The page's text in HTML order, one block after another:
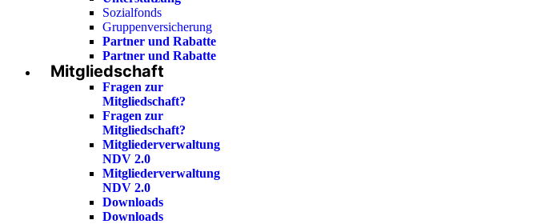
Sozialfonds
Gruppenversicherung
Partner und Rabatte
Partner und Rabatte
Mitgliedschaft
Fragen zur
Mitgliedschaft?
Fragen zur
Mitgliedschaft?
Mitgliederverwaltung
NDV 2.0
Mitgliederverwaltung
NDV 2.0
Downloads
Downloads